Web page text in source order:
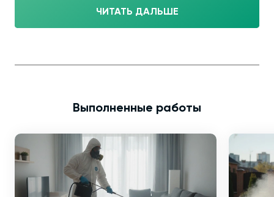
ЧИТАТЬ ДАЛЬШЕ
Выполненные работы